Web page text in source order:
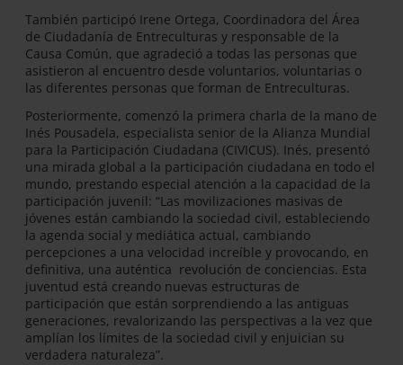
También participó Irene Ortega, Coordinadora del Área
de Ciudadanía de Entreculturas y responsable de la
Causa Común, que agradeció a todas las personas que
asistieron al encuentro desde voluntarios, voluntarias o
las diferentes personas que forman de Entreculturas.
Posteriormente, comenzó la primera charla de la mano de
Inés Pousadela, especialista senior de la Alianza Mundial
para la Participación Ciudadana (CIVICUS). Inés, presentó
una mirada global a la participación ciudadana en todo el
mundo, prestando especial atención a la capacidad de la
participación juvenil: “Las movilizaciones masivas de
jóvenes están cambiando la sociedad civil, estableciendo
la agenda social y mediática actual, cambiando
percepciones a una velocidad increíble y provocando, en
definitiva, una auténtica revolución de conciencias. Esta
juventud está creando nuevas estructuras de
participación que están sorprendiendo a las antiguas
generaciones, revalorizando las perspectivas a la vez que
amplían los límites de la sociedad civil y enjuician su
verdadera naturaleza”.